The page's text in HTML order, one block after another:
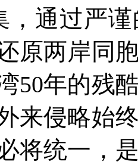
，通过严
原两岸同
50年的残
来侵略始
将统一，